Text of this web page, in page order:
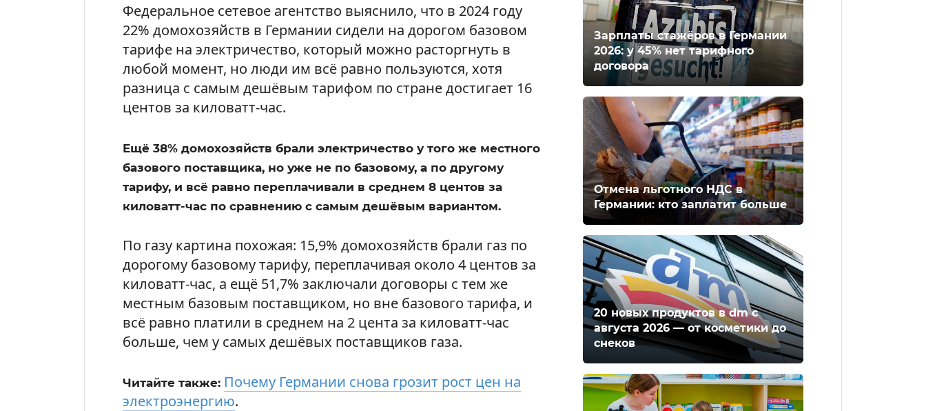
Федеральное сетевое агентство выяснило, что в 2024 году
22% домохозяйств в Германии сидели на дорогом базовом
тарифе на электричество, который можно расторгнуть в
любой момент, но люди им всё равно пользуются, хотя
разница с самым дешёвым тарифом по стране достигает 16
центов за киловатт-час.
Ещё 38% домохозяйств брали электричество у того же местного
базового поставщика, но уже не по базовому, а по другому
тарифу, и всё равно переплачивали в среднем 8 центов за
киловатт-час по сравнению с самым дешёвым вариантом.
По газу картина похожая: 15,9% домохозяйств брали газ по
дорогому базовому тарифу, переплачивая около 4 центов за
киловатт-час, а ещё 51,7% заключали договоры с тем же
местным базовым поставщиком, но вне базового тарифа, и
всё равно платили в среднем на 2 цента за киловатт-час
больше, чем у самых дешёвых поставщиков газа.
Читайте также: Почему Германии снова грозит рост цен на
электроэнергию.
Зарплаты стажёров в Германии
2026: у 45% нет тарифного
договора
Отмена льготного НДС в
Германии: кто заплатит больше
20 новых продуктов в dm с
августа 2026 — от косметики до
снеков